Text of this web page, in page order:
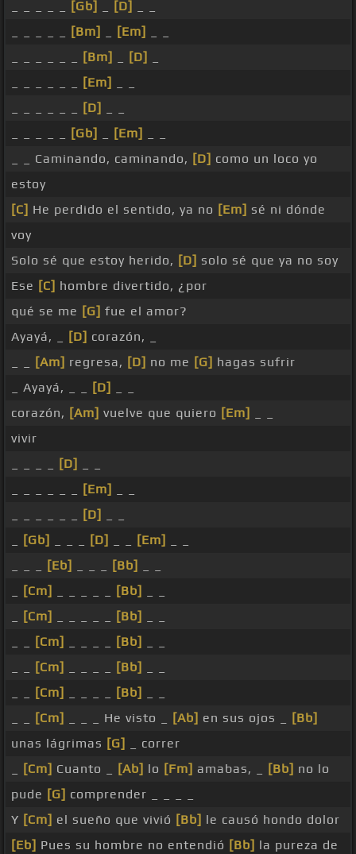
[Gb] [D]
[Bm] [Em]
[Bm] [D]
[Em]
[D]
[Gb] [Em]
_ _ Caminando, caminando, [D] como un loco yo
estoy
[C] He perdido el sentido, ya no [Em] sé ni dónde
voy
Solo sé que estoy herido, [D] solo sé que ya no soy
Ese [C] hombre divertido, ¿por
qué se me [G] fue el amor?
Ayayá, _
[D] corazón, _
[Am] regresa, [D] no me [G] hagas sufrir
_ Ayayá, _ _
[D]
corazón, [Am] vuelve que quiero [Em]
vivir
[D]
[Em]
[D]
[Gb] [D] [Em]
[Eb] [Bb]
[Cm] [Bb]
[Cm] [Bb]
[Cm] [Bb]
[Cm] [Bb]
[Cm] [Bb]
[Cm] _ _ _ He visto _ [Ab] en sus ojos _
[Bb]
unas lágrimas [G]
_ correr
[Cm] Cuanto _ [Ab] lo [Fm] amabas, _ [Bb] no lo
pude [G] comprender _ _ _ _
Y [Cm] el sueño que vivió [Bb] le causó hondo dolor
[Eb] Pues su hombre no entendió [Bb] la pureza de